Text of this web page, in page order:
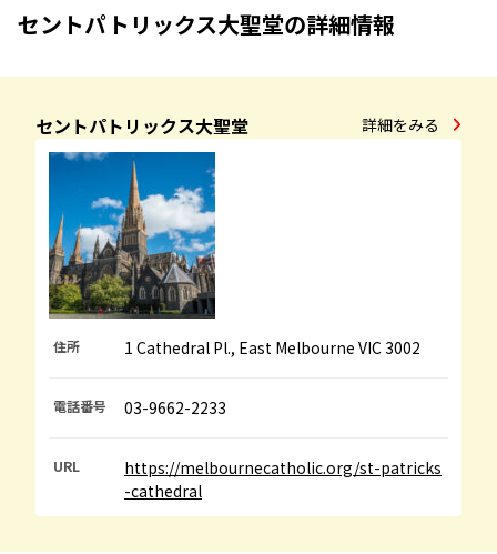
セントパトリックス大聖堂の詳細情報
セントパトリックス大聖堂 詳細をみる
住所 1 Cathedral Pl., East Melbourne VIC 3002
電話番号 03-9662-2233
URL
https://melbournecatholic.org/st-patricks
-cathedral